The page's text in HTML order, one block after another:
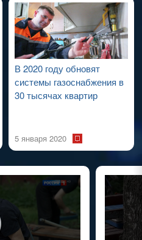
В 2020 году обновят
системы газоснабжения в
30 тысячах квартир
5 января 2020